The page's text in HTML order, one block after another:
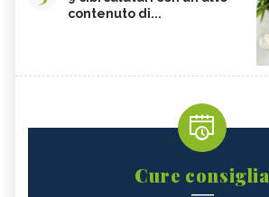
contenuto di...
Cure consiglia